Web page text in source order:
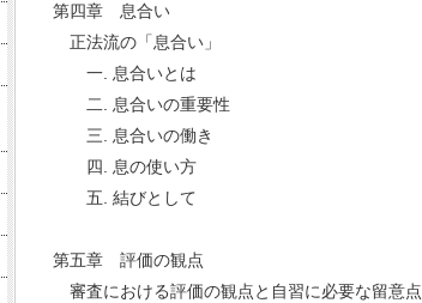
第四章 息合い
正法流の「息合い」
一. 息合いとは
二. 息合いの重要性
三. 息合いの働き
四. 息の使い方
五. 結びとして
第五章 評価の観点
審査における評価の観点と自習に必要な留意点